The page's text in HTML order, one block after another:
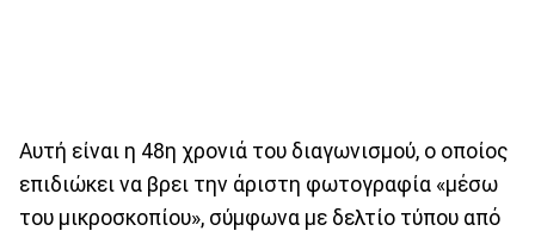
Αυτή είναι η 48η χρονιά του διαγωνισμού, ο οποίος
επιδιώκει να βρει την άριστη φωτογραφία «μέσω
του μικροσκοπίου», σύμφωνα με δελτίο τύπου από